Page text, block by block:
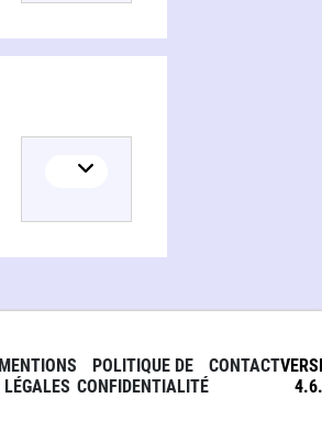
MENTIONS
LÉGALES
POLITIQUE DE
CONFIDENTIALITÉ
CONTACT